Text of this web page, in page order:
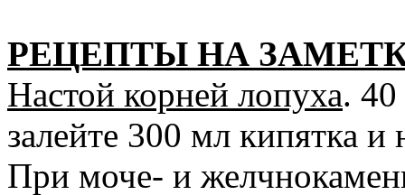
РЕЦЕПТЫ НА
Настой корней лопуха. 40
залейте 300 мл кипятка и
При моче- и